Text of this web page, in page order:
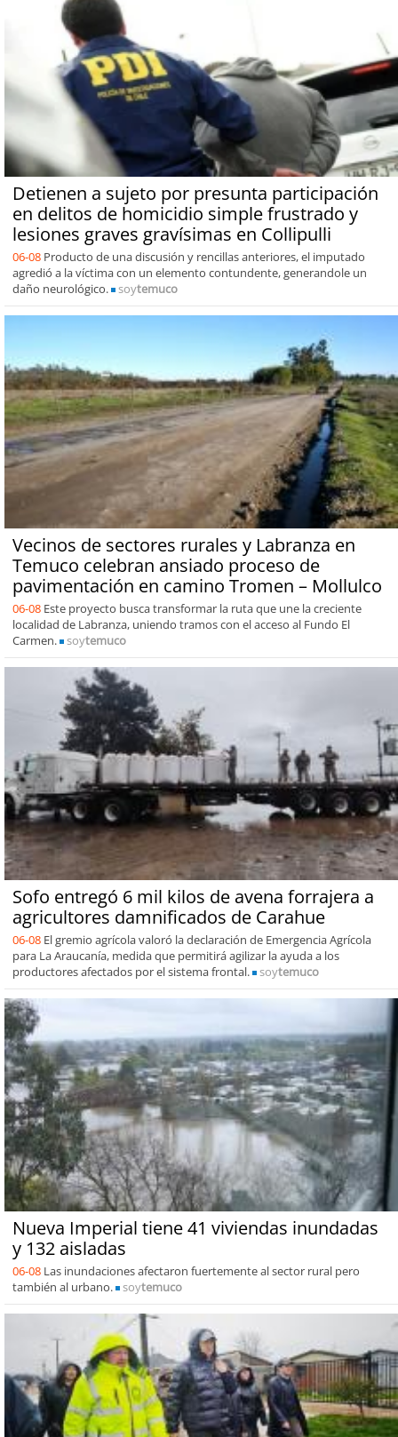
Detienen a sujeto por presunta participación
en delitos de homicidio simple frustrado y
lesiones graves gravísimas en Collipulli
06-08 Producto de una discusión y rencillas anteriores, el imputado
agredió a la víctima con un elemento contundente, generandole un
daño neurológico.
soytemuco
Vecinos de sectores rurales y Labranza en
Temuco celebran ansiado proceso de
pavimentación en camino Tromen – Mollulco
06-08 Este proyecto busca transformar la ruta que une la creciente
localidad de Labranza, uniendo tramos con el acceso al Fundo El
Carmen.
soytemuco
Sofo entregó 6 mil kilos de avena forrajera a
agricultores damnificados de Carahue
06-08 El gremio agrícola valoró la declaración de Emergencia Agrícola
para La Araucanía, medida que permitirá agilizar la ayuda a los
productores afectados por el sistema frontal.
soytemuco
Nueva Imperial tiene 41 viviendas inundadas
y 132 aisladas
06-08 Las inundaciones afectaron fuertemente al sector rural pero
también al urbano.
soytemuco